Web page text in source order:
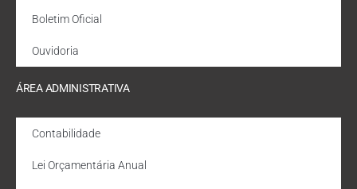
Boletim Oficial
Ouvidoria
ÁREA ADMINISTRATIVA
Contabilidade
Lei Orçamentária Anual